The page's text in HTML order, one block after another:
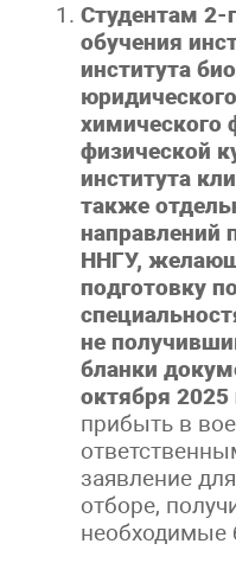
Студентам
обучения
института
химического
физической
института
также
направлений
ННГУ,
подготовку
не
бланки
октября 2025
прибыть в
заявление
отборе,
необходимые